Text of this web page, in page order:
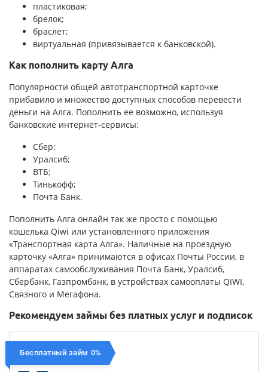
пластиковая;
брелок;
браслет;
виртуальная (привязывается к банковской).
Как пополнить карту Алга
Популярности общей автотранспортной карточке
прибавило и множество доступных способов перевести
деньги на Алга. Пополнить ее возможно, используя
банковские интернет-сервисы:
Сбер;
Уралсиб;
ВТБ;
Тинькофф;
Почта Банк.
Пополнить Алга онлайн так же просто с помощью
кошелька Qiwi или установленного приложения
«Транспортная карта Алга». Наличные на проездную
карточку «Алга» принимаются в офисах Почты России, в
аппаратах самообслуживания Почта Банк, Уралсиб,
Сбербанк, Газпромбанк, в устройствах самооплаты QIWI,
Связного и Мегафона.
Рекомендуем займы без платных услуг и подписок
Бесплатный займ 0%